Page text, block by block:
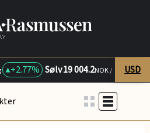
+2.77% Sølv19 004.2NOK / kg +
USD